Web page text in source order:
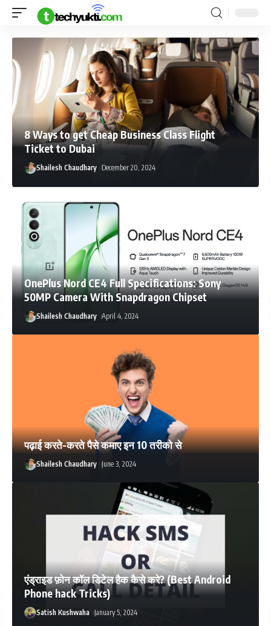
8 Ways to get Cheap Business Class Flight
Ticket to Dubai
Shailesh Chaudhary December 20, 2024
OnePlus Nord CE4 Full Specifications: Sony
50MP Camera With Snapdragon Chipset
Shailesh Chaudhary April 4, 2024
पढ़ाई करते-करते पैसे कमाए इन 10 तरीको से
Shailesh Chaudhary June 3, 2024
एंड्राइड फ़ोन कॉल डिटेल हैक कैसे करे? (Best Android
Phone hack Tricks)
Satish Kushwaha January 5, 2024